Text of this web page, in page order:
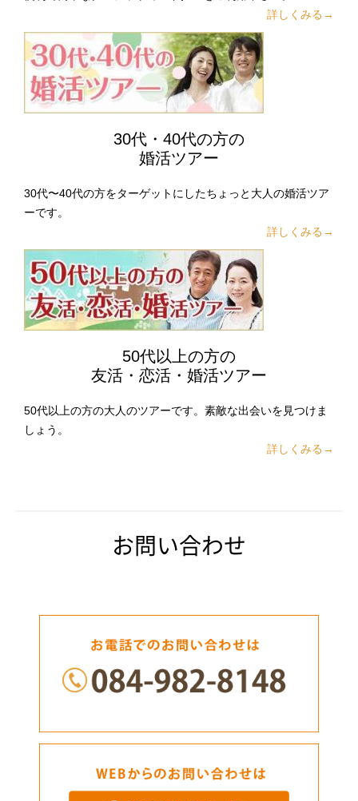
詳しくみる→
30代・40代の方の
婚活ツアー
30代〜40代の方をターゲットにしたちょっと大人の婚活ツア
ーです。
詳しくみる→
50代以上の方の
友活・恋活・婚活ツアー
50代以上の方の大人のツアーです。素敵な出会いを見つけま
しょう。
詳しくみる→
お問い合わせ